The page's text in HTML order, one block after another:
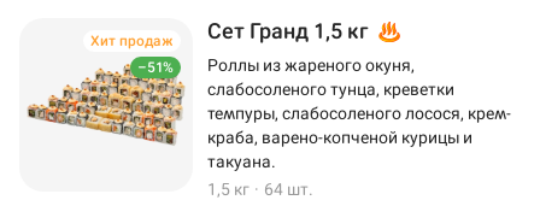
–51%
Хит продаж Сет Гранд 1,5 кг
Роллы из жареного окуня,
слабосоленого тунца, креветки
темпуры, слабосоленого лосося, крем-
краба, варено-копченой курицы и
такуана.
1,5 кг · 64 шт.